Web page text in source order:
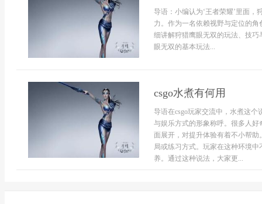
导语：小编认为‘王者荣耀’里面
力。作为一名依赖视野与定位的
细讲解狩猎鹰眼无双的玩法、技
眼无双的基本玩法...
csgo水煮有何用
导语在csgo玩家交流中，水煮这
与娱乐方式的形象称呼。很多人
面展开，对提升体验有着不小帮
局或练习方式。玩家在这种环境
养。通过这种说法，大家更...